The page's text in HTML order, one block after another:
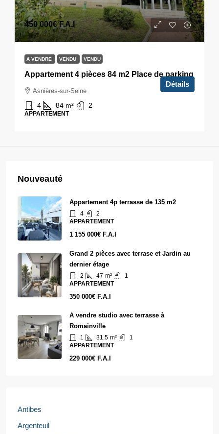
450 000€F.A.I
A VENDRE VENDU VENDU
Appartement 4 pièces 84 m2 Place de parking
Asnières-sur-Seine
4 84 m² 2
APPARTEMENT
Détails
Nouveauté
Appartement 4p terrasse de 135 m2
4
2
APPARTEMENT
1 155 000€ F.A.I
Grand 2 pièces avec terrase et Jardin au
dernier étage
2 47 m²
1
APPARTEMENT
350 000€ F.A.I
A vendre studio avec terrasse à
Romainville
1 31.5 m²
1
APPARTEMENT
229 000€ F.A.I
Antibes
Argenteuil